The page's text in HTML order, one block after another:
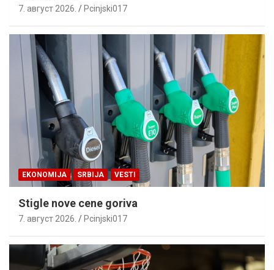
7. август 2026. Pcinjski017
EKONOMIJA SRBIJA VESTI
Stigle nove cene goriva
7. август 2026. Pcinjski017